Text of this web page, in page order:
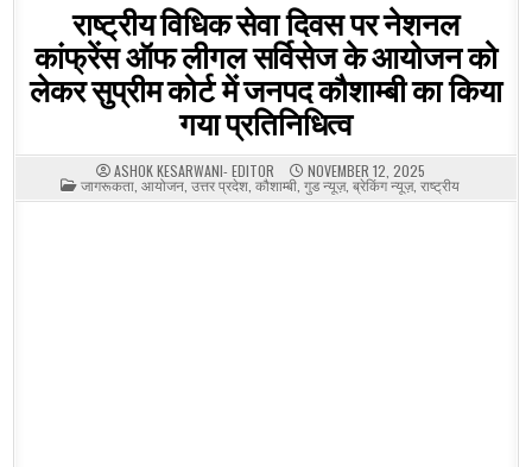
राष्ट्रीय विधिक सेवा दिवस पर नेशनल
कांफ्रेंस ऑफ लीगल सर्विसेज के आयोजन को
लेकर सुप्रीम कोर्ट में जनपद कौशाम्बी का किया
गया प्रतिनिधित्व
ASHOK KESARWANI- EDITOR NOVEMBER 12, 2025
POSTED
IN
जागरूकता आयोजन उत्तर प्रदेश कौशाम्बी गुड न्यूज़, ब्रेकिंग न्यूज़, राष्ट्रीय